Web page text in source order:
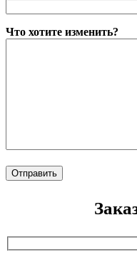
Что хотите изменить?